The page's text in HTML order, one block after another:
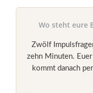
Wo steht eure
Zwölf
zehn Minuten.
kommt danach